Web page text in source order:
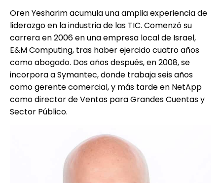
Oren Yesharim acumula una amplia experiencia de
liderazgo en la industria de las TIC. Comenzó su
carrera en 2006 en una empresa local de Israel,
E&M Computing, tras haber ejercido cuatro años
como abogado. Dos años después, en 2008, se
incorpora a Symantec, donde trabaja seis años
como gerente comercial, y más tarde en NetApp
como director de Ventas para Grandes Cuentas y
Sector Público.